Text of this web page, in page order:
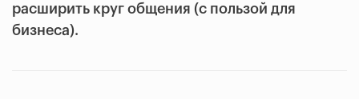
расширить круг общения (с пользой для
бизнеса).